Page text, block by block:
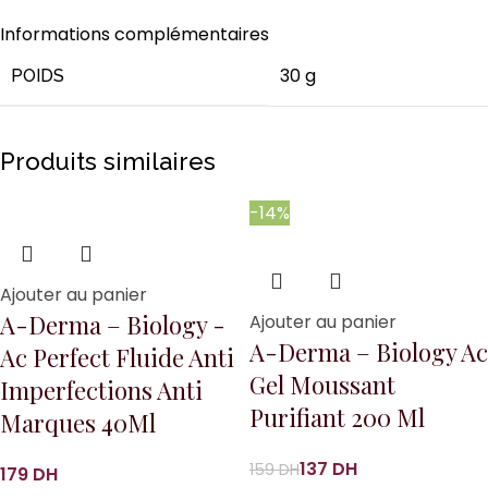
Informations complémentaires
POIDS 30 g
Produits similaires
Ajouter au panier
A-Derma – Biology -
Ac Perfect Fluide Anti
Imperfections Anti
Marques 40Ml
DH
-14%
Ajouter au panier
A-Derma – Biology Ac
Gel Moussant
Purifiant 200 Ml
159DH137 DH